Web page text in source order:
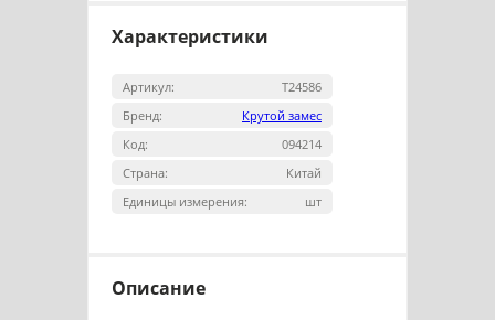
Характеристики
Артикул:
Т24586
Бренд:
Крутой замес
Код:
094214
Страна:
Китай
Единицы измерения:
шт
Описание